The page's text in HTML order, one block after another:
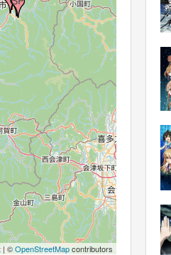
| ©OpenStreetMapcontributors